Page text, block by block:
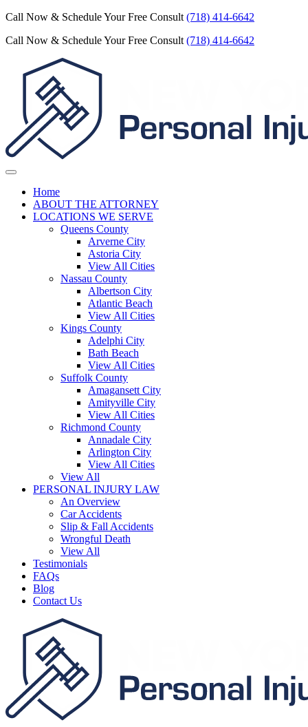
Call Now & Schedule Your Free Consult (718) 414-6642
Call Now & Schedule Your Free Consult (718) 414-6642
Home
ABOUT THE ATTORNEY
LOCATIONS WE SERVE
Queens County
Arverne City
Astoria City
View All Cities
Nassau County
Albertson City
Atlantic Beach
View All Cities
Kings County
Adelphi City
Bath Beach
View All Cities
Suffolk County
Amagansett City
Amityville City
View All Cities
Richmond County
Annadale City
Arlington City
View All Cities
View All
PERSONAL INJURY LAW
An Overview
Car Accidents
Slip & Fall Accidents
Wrongful Death
View All
Testimonials
FAQs
Blog
Contact Us